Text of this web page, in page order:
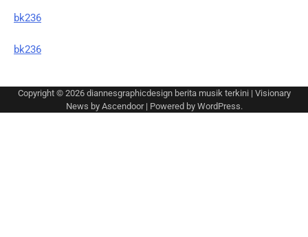
bk236
bk236
Copyright © 2026 diannesgraphicdesign berita musik terkini| Visionary
News by Ascendoor| Powered by WordPress.